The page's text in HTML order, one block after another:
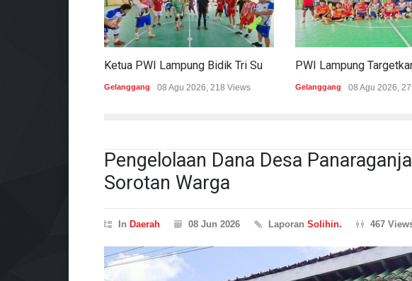
Gelanggang 08 Agu 2026, 218 Views Gelanggang 08 Agu 2026,
Pengelolaan Dana Desa
Sorotan Warga
In Daerah 08 Jun 2026 Laporan Solihin. 467